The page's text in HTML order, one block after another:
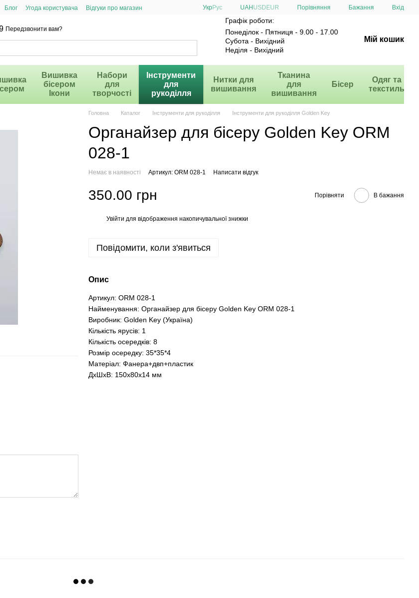
Блог Угода користувача
Відгуки про магазин
УкрРус UAH USD EUR Порівняння Бажання Вхід
Передзвонити вам?
Графік роботи:
Понеділок - Пятниця - 9.00 - 17.00
Субота - Вихідний
Неділя - Вихідний
Мій кошик
Вишивка
бісером
Ікони
Набори
для
творчості
Інструменти
для
рукоділля
Нитки для
вишивання
Тканина
для
вишивання
Бісер
Одяг та
текстиль
Головна Каталог Інструменти для рукоділля Інструменти для рукоділля Golden Key
Органайзер для бісеру Golden Key ORM
028-1
Немає в наявності Артикул: ORM 028-1 Написати відгук
350.00 грн Порівняти В бажання
Увійти для відображення накопичувальної знижки
Повідомити, коли з'явиться
Опис
Артикул: ORM 028-1
Найменування: Органайзер для бісеру Golden Key ORM 028-1
Виробник: Golden Key (Україна)
Кількість ярусів: 1
Кількість осередків: 8
Розмір осередку: 35*35*4
Матеріал: Фанера+двп+пластик
ДxШxВ: 150x80x14 мм